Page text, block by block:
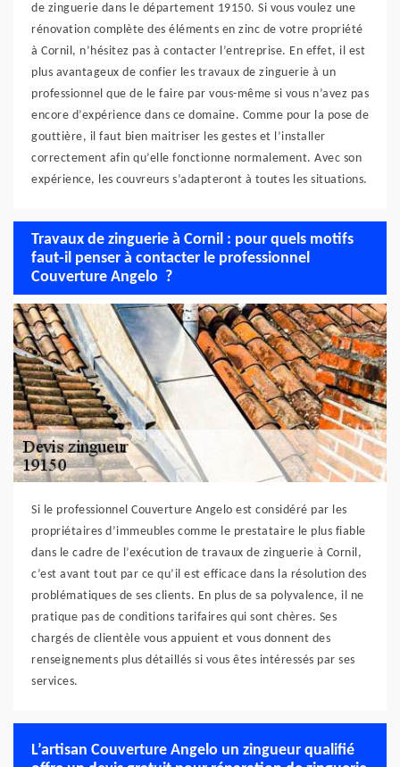
de zinguerie dans le département 19150. Si vous voulez une
rénovation complète des éléments en zinc de votre propriété
à Cornil, n’hésitez pas à contacter l’entreprise. En effet, il est
plus avantageux de confier les travaux de zinguerie à un
professionnel que de le faire par vous-même si vous n’avez pas
encore d’expérience dans ce domaine. Comme pour la pose de
gouttière, il faut bien maitriser les gestes et l’installer
correctement afin qu’elle fonctionne normalement. Avec son
expérience, les couvreurs s’adapteront à toutes les situations.
Travaux de zinguerie à Cornil : pour quels motifs
faut-il penser à contacter le professionnel
Couverture Angelo ?
Si le professionnel Couverture Angelo est considéré par les
propriétaires d’immeubles comme le prestataire le plus fiable
dans le cadre de l’exécution de travaux de zinguerie à Cornil,
c’est avant tout par ce qu’il est efficace dans la résolution des
problématiques de ses clients. En plus de sa polyvalence, il ne
pratique pas de conditions tarifaires qui sont chères. Ses
chargés de clientèle vous appuient et vous donnent des
renseignements plus détaillés si vous êtes intéressés par ses
services.
L’artisan Couverture Angelo un zingueur qualifié